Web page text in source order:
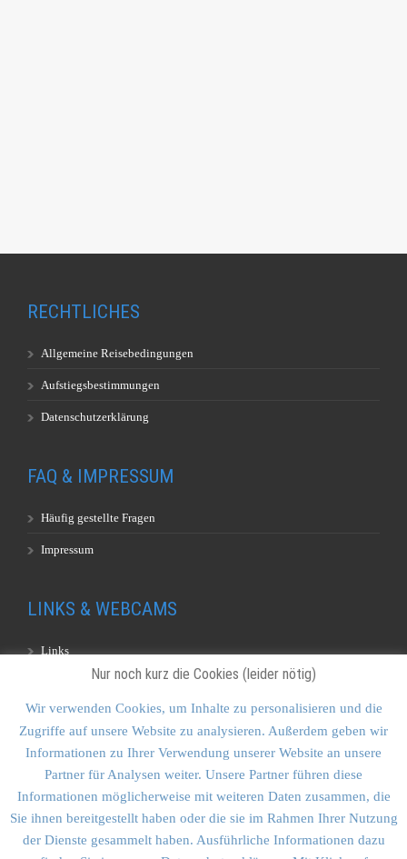
RECHTLICHES
Allgemeine Reisebedingungen
Aufstiegsbestimmungen
Datenschutzerklärung
FAQ & IMPRESSUM
Häufig gestellte Fragen
Impressum
LINKS & WEBCAMS
Links
KONTAKT & SITEMAP
Kontakt
Sitemap
Vulkankultour-BUFF®
Nur noch kurz die Cookies (leider nötig)
Wir verwenden Cookies, um Inhalte zu personalisieren und die
Zugriffe auf unsere Website zu analysieren. Außerdem geben wir
Informationen zu Ihrer Verwendung unserer Website an unsere
Partner für Analysen weiter. Unsere Partner führen diese
Informationen möglicherweise mit weiteren Daten zusammen, die
Sie ihnen bereitgestellt haben oder die sie im Rahmen Ihrer Nutzung
der Dienste gesammelt haben. Ausführliche Informationen dazu